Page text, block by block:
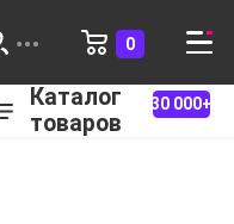
0
Каталог
товаров
30 000+